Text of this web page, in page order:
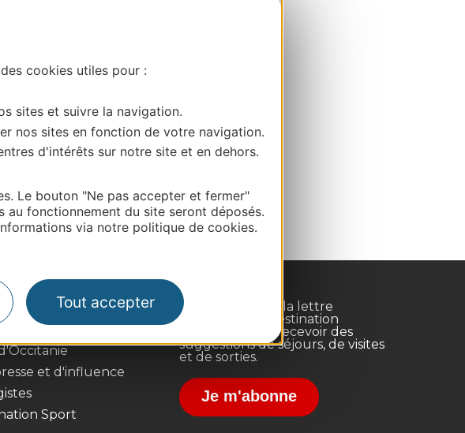
cookies utiles pour :
sites et suivre la navigation.
nos sites en fonction de votre navigation.
d'intérêts sur notre site et en dehors.
Le bouton "Ne pas accepter et fermer"
fonctionnement du site seront déposés.
via notre politique de cookies.
Tout accepter
Mice
et d'influence
Sport
Inscrivez-vous à la lettre
d'information Destination
Occitanie pour recevoir des
suggestions de séjours, de visites
et de sorties.
Je m'abonne